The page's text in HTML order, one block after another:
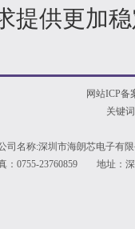
提供更加
网站ICP备
关键
司名称:深圳市海朗芯电子
：0755-23760859 地址：深